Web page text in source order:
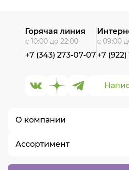
О компании
О нас
Контакты
Ассортимент
Горячая линия
с 10:00 до 22:00
+7 (343) 273-07-07
с 09:00
+7 (922)